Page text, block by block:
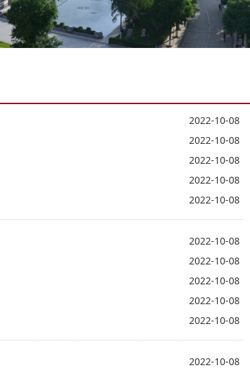
2022-10-08
2022-10-08
2022-10-08
2022-10-08
2022-10-08
2022-10-08
2022-10-08
2022-10-08
2022-10-08
2022-10-08
2022-10-08